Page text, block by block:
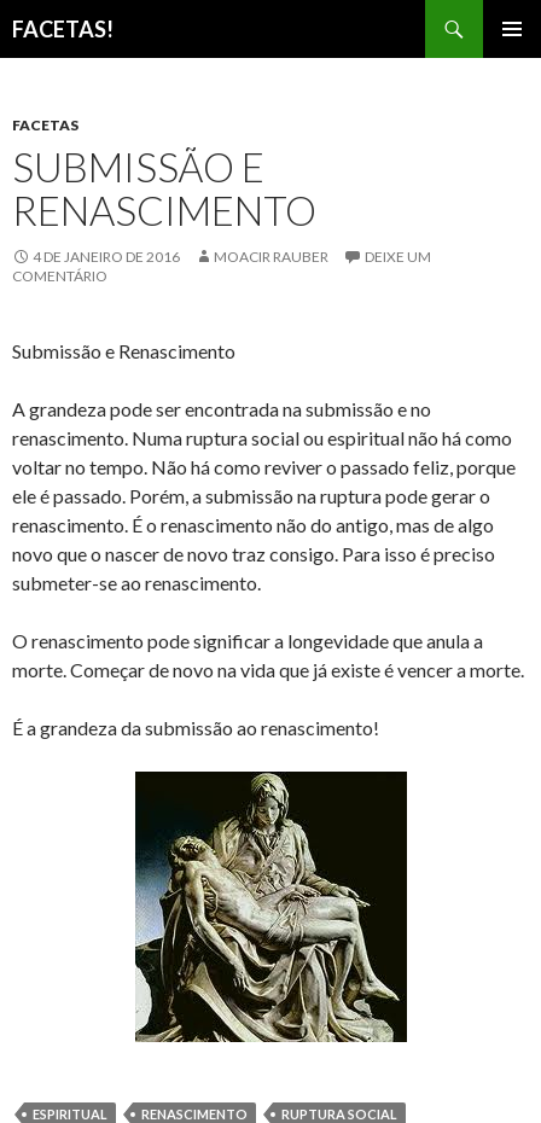
FACETAS!
CONTEÚDO
FACETAS
SUBMISSÃO E
RENASCIMENTO
4 DE JANEIRO DE 2016 MOACIR RAUBER
DEIXE UM
COMENTÁRIO
Submissão e Renascimento
A grandeza pode ser encontrada na submissão e no
renascimento. Numa ruptura social ou espiritual não há como
voltar no tempo. Não há como reviver o passado feliz, porque
ele é passado. Porém, a submissão na ruptura pode gerar o
renascimento. É o renascimento não do antigo, mas de algo
novo que o nascer de novo traz consigo. Para isso é preciso
submeter-se ao renascimento.
O renascimento pode significar a longevidade que anula a
morte. Começar de novo na vida que já existe é vencer a morte.
É a grandeza da submissão ao renascimento!
ESPIRITUAL RENASCIMENTO RUPTURA SOCIAL